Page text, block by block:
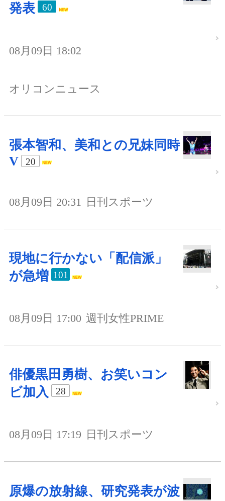
発表
60
08月09日 18:02
オリコンニュース
張本智和、美和との兄妹同時
V
20
08月09日 20:31 日刊スポーツ
現地に行かない「配信派」
が急増 101
08月09日 17:00 週刊女性PRIME
俳優黒田勇樹、お笑いコン
ビ加入
28
08月09日 17:19 日刊スポーツ
原爆の放射線、研究発表が波